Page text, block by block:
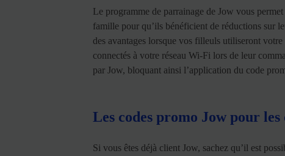
Le programme de parrainage de Jow vous
famille pour qu’ils bénéficient de réductions sur
des avantages lorsque vos filleuls utiliseront
connectés à votre réseau Wi-Fi lors de leur
par Jow, bloquant ainsi l’application du code
Les codes promo Jow pour
Si vous êtes déjà client Jow, sachez qu’il est